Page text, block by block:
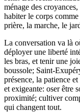
ménage des
habiter le corps
prière, la marche, le
La conversation va là
déployer une liberté
les bras, et tenir une
boussole;
présence, la patience
et exigeante: oser être
proximité; cultiver
qui changent tout.